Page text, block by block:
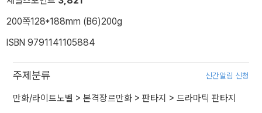
200쪽128*188mm (B6)200g
ISBN 9791141105884
주제분류 신간알림 신청
만화/라이트노벨 > 본격장르만화 > 판타지 > 드라마틱 판타지